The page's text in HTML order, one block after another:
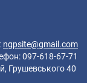
ngpsite@gmail.com
097-618-67-71
40